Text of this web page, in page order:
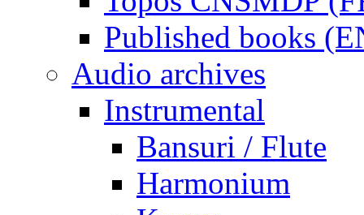
Published books
Audio archives
Instrumental
Bansuri / Flute
Harmonium